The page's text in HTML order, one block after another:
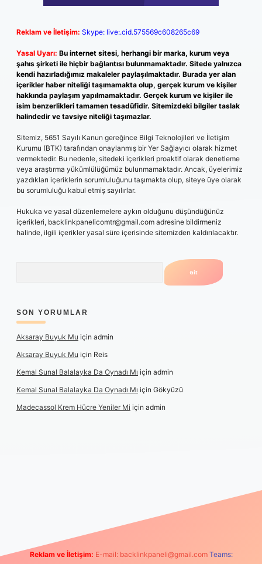
Reklam ve İletişim: Skype: live:.cid.575569c608265c69
Yasal Uyarı: Bu internet sitesi, herhangi bir marka, kurum veya
şahıs şirketi ile hiçbir bağlantısı bulunmamaktadır. Sitede yalnızca
kendi hazırladığımız makaleler paylaşılmaktadır. Burada yer alan
içerikler haber niteliği taşımamakta olup, gerçek kurum ve kişiler
hakkında paylaşım yapılmamaktadır. Gerçek kurum ve kişiler ile
isim benzerlikleri tamamen tesadüfidir. Sitemizdeki bilgiler taslak
halindedir ve tavsiye niteliği taşımazlar.
Sitemiz, 5651 Sayılı Kanun gereğince Bilgi Teknolojileri ve İletişim
Kurumu (BTK) tarafından onaylanmış bir Yer Sağlayıcı olarak hizmet
vermektedir. Bu nedenle, sitedeki içerikleri proaktif olarak denetleme
veya araştırma yükümlülüğümüz bulunmamaktadır. Ancak, üyelerimiz
yazdıkları içeriklerin sorumluluğunu taşımakta olup, siteye üye olarak
bu sorumluluğu kabul etmiş sayılırlar.
Hukuka ve yasal düzenlemelere aykırı olduğunu düşündüğünüz
içerikleri, backlinkpanelicomtr@gmail.com adresine bildirmeniz
halinde, ilgili içerikler yasal süre içerisinde sitemizden kaldırılacaktır.
SON YORUMLAR
Aksaray Buyuk Mu için admin
Aksaray Buyuk Mu için Reis
Kemal Sunal Balalayka Da Oynadı Mı için admin
Kemal Sunal Balalayka Da Oynadı Mı için Gökyüzü
Madecassol Krem Hücre Yeniler Mi için admin
Reklam ve İletişim: E-mail: backlinkpaneli@gmail.com Teams: